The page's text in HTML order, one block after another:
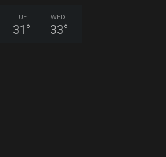
TUE
31 °
WED
33°